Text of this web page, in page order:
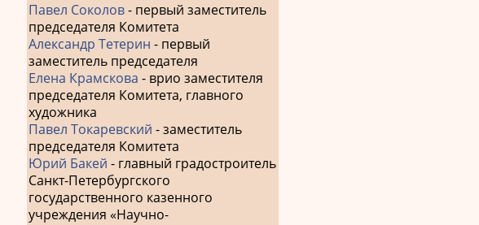
Павел Соколов- первый заместитель
председателя Комитета
Александр Тетерин - первый
заместитель председателя
Елена Крамскова - врио заместителя
председателя Комитета, главного
художника
Павел Токаревский - заместитель
председателя Комитета
Юрий Бакей - главный градостроитель
Санкт-Петербургского
государственного казенного
учреждения «Научно-